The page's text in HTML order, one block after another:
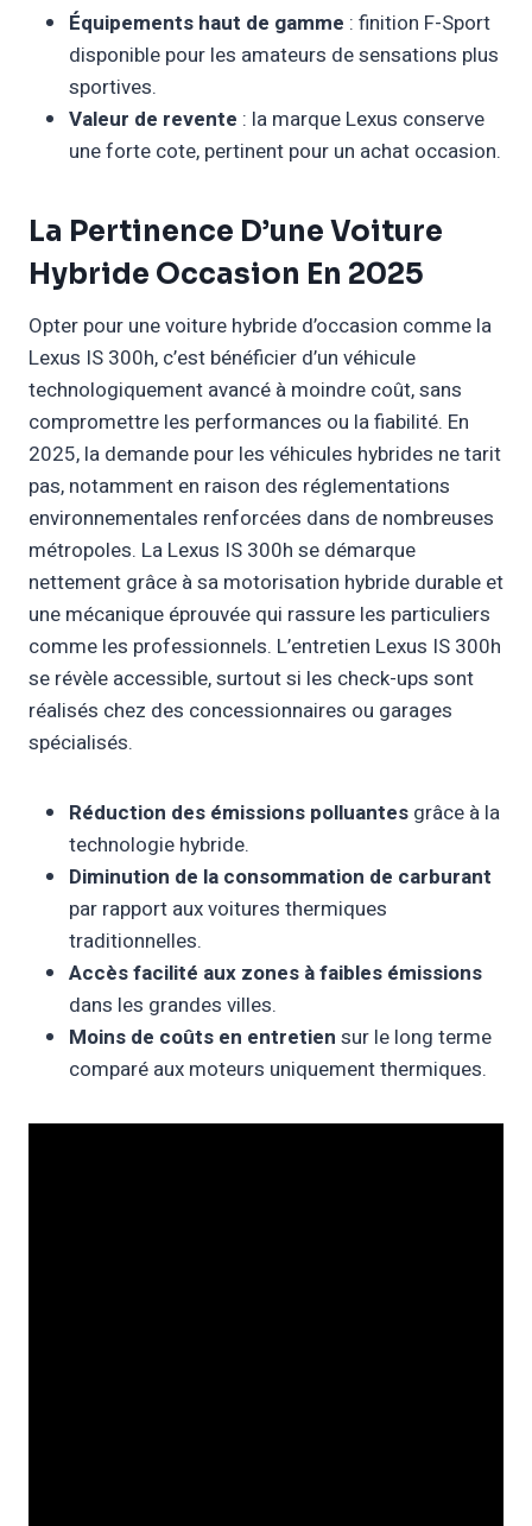
Équipements haut de gamme : finition F-Sport
disponible pour les amateurs de sensations plus
sportives.
Valeur de revente : la marque Lexus conserve
une forte cote, pertinent pour un achat occasion.
La Pertinence D’une Voiture
Hybride Occasion En 2025
Opter pour une voiture hybride d’occasion comme la
Lexus IS 300h, c’est bénéficier d’un véhicule
technologiquement avancé à moindre coût, sans
compromettre les performances ou la fiabilité. En
2025, la demande pour les véhicules hybrides ne tarit
pas, notamment en raison des réglementations
environnementales renforcées dans de nombreuses
métropoles. La Lexus IS 300h se démarque
nettement grâce à sa motorisation hybride durable et
une mécanique éprouvée qui rassure les particuliers
comme les professionnels. L’entretien Lexus IS 300h
se révèle accessible, surtout si les check-ups sont
réalisés chez des concessionnaires ou garages
spécialisés.
Réduction des émissions polluantes grâce à la
technologie hybride.
Diminution de la consommation de carburant
par rapport aux voitures thermiques
traditionnelles.
Accès facilité aux zones à faibles émissions
dans les grandes villes.
Moins de coûts en entretien sur le long terme
comparé aux moteurs uniquement thermiques.